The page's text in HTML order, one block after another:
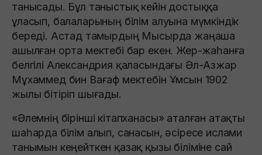
танысады. Бұл таныстық кейін достыққа
ұласып, балаларының білім алуына мүмкіндік
береді. Астад тамырдың Мысырда жаңаша
ашылған орта мектебі бар екен. Жер-жаһанға
белгілі Александрия қаласындағы Әл-Азжар
Мұхаммед бин Вағаф мектебiн Ұмсын 1902
жылы бітіріп шығады.
«Әлемнің бірінші кітапханасы» аталған атақты
шаһарда білім алып, санасын, әсіресе ислами
танымын кеңейткен қазақ қызы біліміне сай